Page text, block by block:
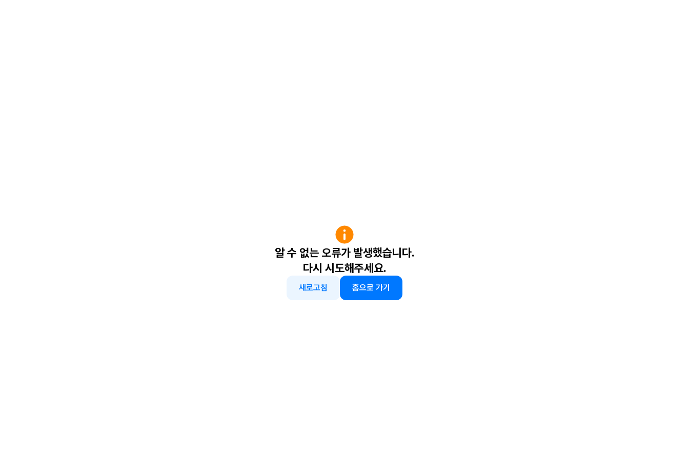
알 수 없는 오류가 발생했습니다.
다시 시도해주세요.
새로고침 홈으로 가기